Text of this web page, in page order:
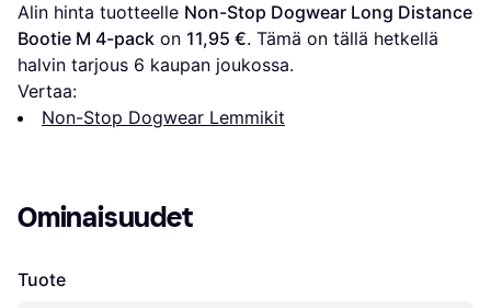
Alin hinta tuotteelle Non-Stop Dogwear Long Distance
Bootie M 4-pack on 11,95 €. Tämä on tällä hetkellä
halvin tarjous 6 kaupan joukossa.
Vertaa:
Non-Stop Dogwear Lemmikit
Ominaisuudet
Tuote